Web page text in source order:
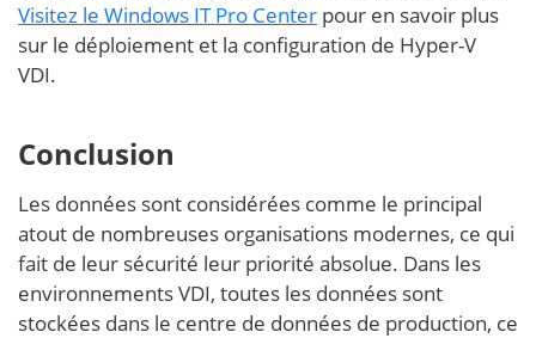
Visitez le Windows IT Pro Center pour en savoir plus
sur le déploiement et la configuration de Hyper-V
VDI.
Conclusion
Les données sont considérées comme le principal
atout de nombreuses organisations modernes, ce qui
fait de leur sécurité leur priorité absolue. Dans les
environnements VDI, toutes les données sont
stockées dans le centre de données de production, ce